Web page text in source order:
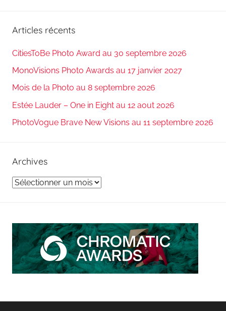
Articles récents
CitiesToBe Photo Award au 30 septembre 2026
MonoVisions Photo Awards au 17 janvier 2027
Mois de la Photo au 8 septembre 2026
Estée Lauder – One in Eight au 12 aout 2026
PhotoVogue Brave New Visions au 11 septembre 2026
Archives
Archives